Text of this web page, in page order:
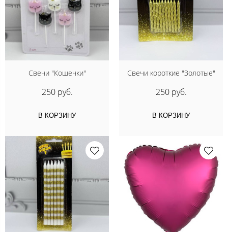
Свечи "Кошечки"
250 руб.
В КОРЗИНУ
Свечи короткие "Золотые"
250 руб.
В КОРЗИНУ